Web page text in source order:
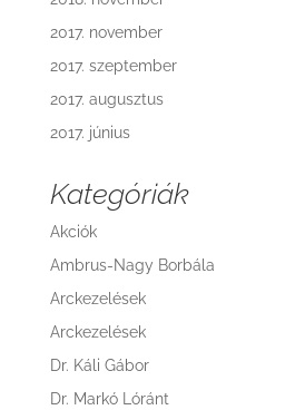
2017. november
2017. szeptember
2017. augusztus
2017. június
Kategóriák
Akciók
Ambrus-Nagy Borbála
Arckezelések
Arckezelések
Dr. Káli Gábor
Dr. Markó Lóránt